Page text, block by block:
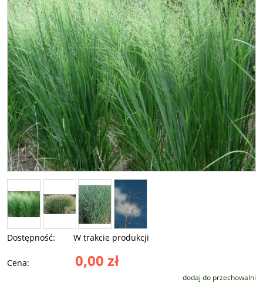
Dostępność: W trakcie produkcji
Cena: 0,00 zł
dodaj do przechowalni